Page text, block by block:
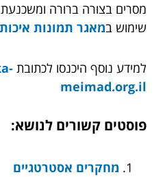
מסרים בצורה ברורה
שימוש במאגר תמונות
למידע נוסף היכנסו לכתובת
meimad.org.il
פוסטים קשורים לנושא:
מחקרים אסטרטגיים